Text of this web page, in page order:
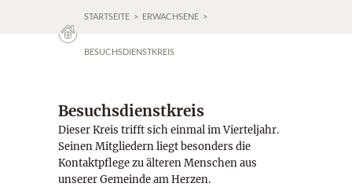
STARTSEITE > ERWACHSENE >
BESUCHSDIENSTKREIS
Besuchsdienstkreis
Dieser Kreis trifft sich einmal im Vierteljahr.
Seinen Mitgliedern liegt besonders die
Kontaktpflege zu älteren Menschen aus
unserer Gemeinde am Herzen.